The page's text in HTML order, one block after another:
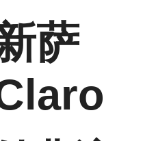
萨